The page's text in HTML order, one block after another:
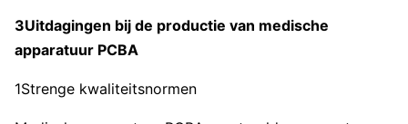
3Uitdagingen bij de productie van medische
apparatuur PCBA
1Strenge kwaliteitsnormen